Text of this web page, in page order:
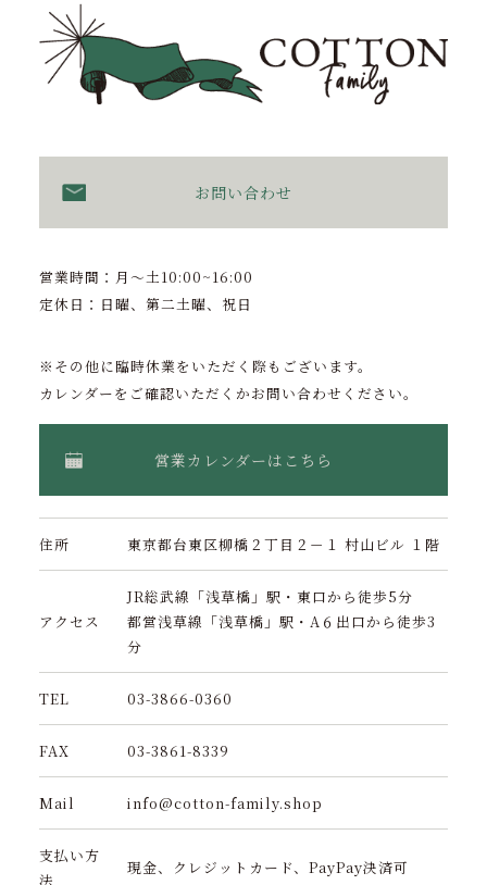
お問い合わせ
営業時間：月〜土10:00~16:00
定休日：日曜、第二土曜、祝日
※その他に臨時休業をいただく際もございます。
カレンダーをご確認いただくかお問い合わせください。
営業カレンダーはこちら
住所 東京都台東区柳橋２丁目２－１ 村山ビル １階
アクセス
JR総武線「浅草橋」駅・東口から徒歩5分
都営浅草線「浅草橋」駅・A６出口から徒歩3
分
TEL 03-3866-0360
FAX 03-3861-8339
Mail info@cotton-family.shop
支払い方
法
現金、クレジットカード、PayPay決済可